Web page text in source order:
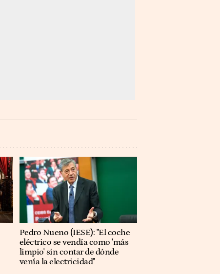
Pedro Nueno (IESE): "El coche
eléctrico se vendía como 'más
limpio' sin contar de dónde
venía la electricidad"